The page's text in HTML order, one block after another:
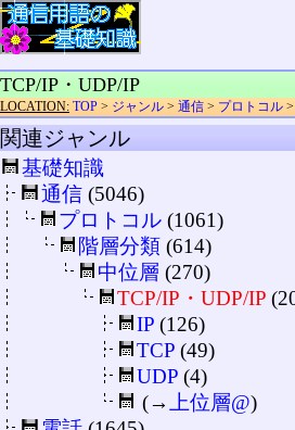
TCP/IP・UDP/IP
LOCATION: TOP > ジャンル > 通信 > プロトコル >
関連ジャンル
基礎知識
通信 (5046)
プロトコル (1061)
階層分類 (614)
中位層 (270)
TCP/IP・UDP/IP
IP (126)
TCP (49)
UDP (4)
(→
上位層@)